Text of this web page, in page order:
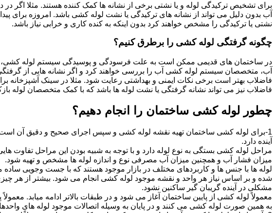
برای تشخیص ترکیدگی لوله و یا نشتی برخی از نشانه ها کمک کننده هستند. مثلا اگر
آب بدون دلیل می تواند از نشانه های ترکیدگی یا نشت لوله کشی باشد. امروزه
نشتی یا ترکیدگی را مشخص خواهند کرد بدون اینکه به کنده کاری و خرابی نیاز باشد.
چگونه گرفتگی لوله کشی را برطرق کنیم؟
در ساختمان های قدیمی ممکن است به علت فرسودگی و پوسیدگی سیستم لوله
آب، متخصصان سیستم لوله کشی آب را بررسی خواهند کرد و اگر نشانه هایی از
فاضلاب بهتر است برخی نکات ایمنی و بهداشتی رعایت شود. مثلا در سینک آشپزخانه
فاضلاب نیز می تواند نشانه گرفتگی یا نشت لوله ها باشد که با کمک متخصصان لوله
چطور لوله کشی ساختمان را انجام دهیم؟
1-برای لوله کشی ساختمان تهیه نقشه لوله کشی و سپس اجرای صحیح و دقیق آن است.
آینده دارد.
مراحل لوله کشی بستگی به نوع لوله دارد و با توجه به شبیه بودن این مراحل تفاوت هایی
میزان فشار آب و همچنین میزان آب مصرفی نوع و اندازه لوله ها مشخص و تهیه شود.
لوله ها با جنس ها و کاربردهای مختلف در بازار موجود هستند که با جست وجویی ساده
شده و بر اساس نیاز هر واحد و نقشه موجود لوله کشی انجام می شود. بیشتر از هر
مشکلی در آینده گریبان گیر ساکنین نشود.
معمولاً لوله کشی از پایین ساختمان آغاز می شود و در طبقات بالاتر ادامه میابد.
به همین صورت لوله کشی می کنند و در پایان به وسیله اتصالات موجود لوله های